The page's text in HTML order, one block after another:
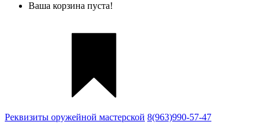
Ваша корзина пуста!
Реквизиты оружейной мастерской 8(963)990-57-47